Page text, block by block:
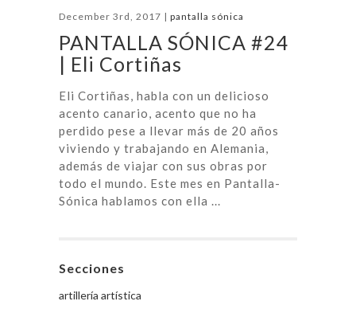
December 3rd, 2017 | pantalla sónica
PANTALLA SÓNICA #24
| Eli Cortiñas
Eli Cortiñas, habla con un delicioso
acento canario, acento que no ha
perdido pese a llevar más de 20 años
viviendo y trabajando en Alemania,
además de viajar con sus obras por
todo el mundo. Este mes en Pantalla-
Sónica hablamos con ella ...
Secciones
artillería artística